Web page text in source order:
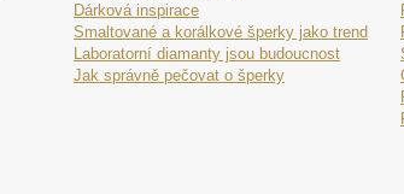
Dárková inspirace
Smaltované a korálkové šperky jako trend
Laboratorní diamanty jsou budoucnost
Jak správně pečovat o šperky